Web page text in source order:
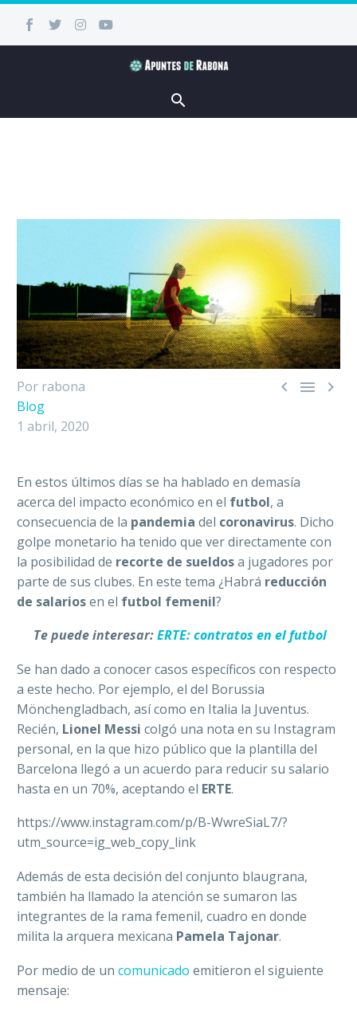
  
Por rabona
Blog
1 abril, 2020
En estos últimos días se ha hablado en demasía
acerca del impacto económico en el futbol, a
consecuencia de la pandemia del coronavirus. Dicho
golpe monetario ha tenido que ver directamente con
la posibilidad de recorte de sueldosa jugadores por
parte de sus clubes. En este tema ¿Habrá reducción
de salariosen el futbol femenil?
Te puede interesar:ERTE: contratos en el futbol
Se han dado a conocer casos específicos con respecto
a este hecho. Por ejemplo, el del Borussia
Mönchengladbach, así como en Italia la Juventus.
Recién, Lionel Messi colgó una nota en su Instagram
personal, en la que hizo público que la plantilla del
Barcelona llegó a un acuerdo para reducir su salario
hasta en un 70%, aceptando el ERTE.
https://www.instagram.com/p/B-WwreSiaL7/?
utm_source=ig_web_copy_link
Además de esta decisión del conjunto blaugrana,
también ha llamado la atención se sumaron las
integrantes de la rama femenil, cuadro en donde
milita la arquera mexicana Pamela Tajonar.
Por medio de un comunicado emitieron el siguiente
mensaje: